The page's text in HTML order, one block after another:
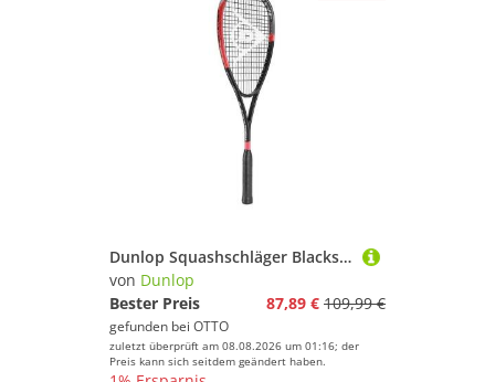
Dunlop Squashschläger Blackstorm Carbon 140g/kopflastig schwarz/rot - besaitet
von Dunlop
Bester Preis
87,89 € 109,99 €
gefunden bei OTTO
zuletzt überprüft am 08.08.2026 um 01:16; der
Preis kann sich seitdem geändert haben.